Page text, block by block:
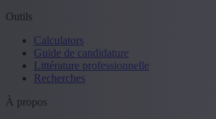
Outils
Calculators
Guide de candidature
Littérature professionnelle
Recherches
À propos